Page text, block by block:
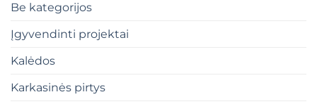
Be kategorijos
Įgyvendinti projektai
Kalėdos
Karkasinės pirtys